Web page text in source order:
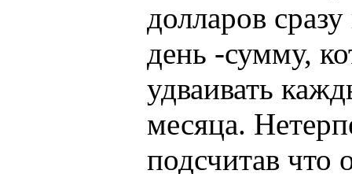
долларов
день -сумму,
удваивать
месяца.
подсчитав что